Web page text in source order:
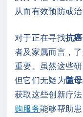
从而有效预防或
对于正在寻找抗
者及家属而言，
重要。虽然这些
但它们无疑为髓
获取这些创新疗
购服务能够帮助